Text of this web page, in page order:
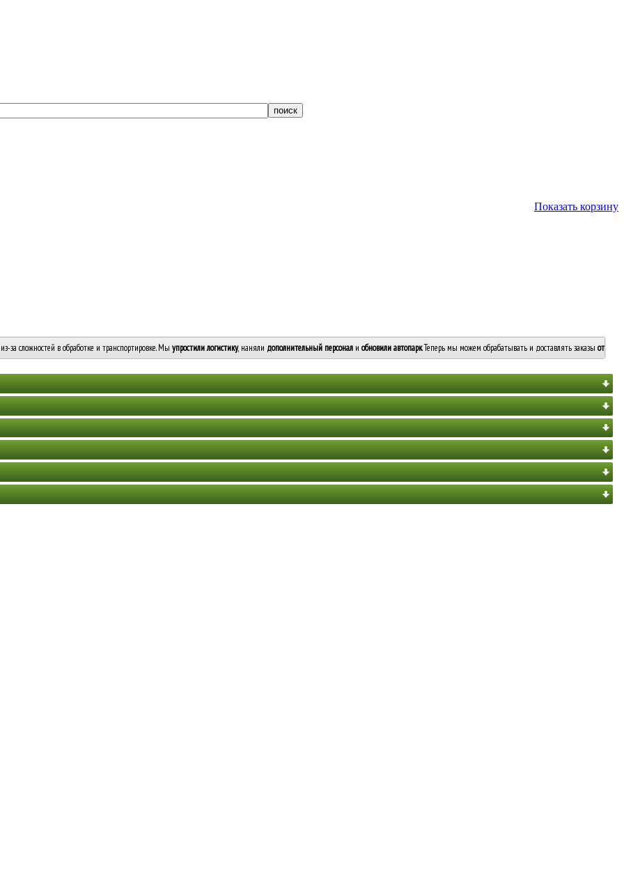
Показать корзину
за сложностей в обработке и транспортировке. Мы упростили логистику, наняли дополнительный персонал и обновили автопарк. Теперь мы можем обрабатывать и доставлять заказы от